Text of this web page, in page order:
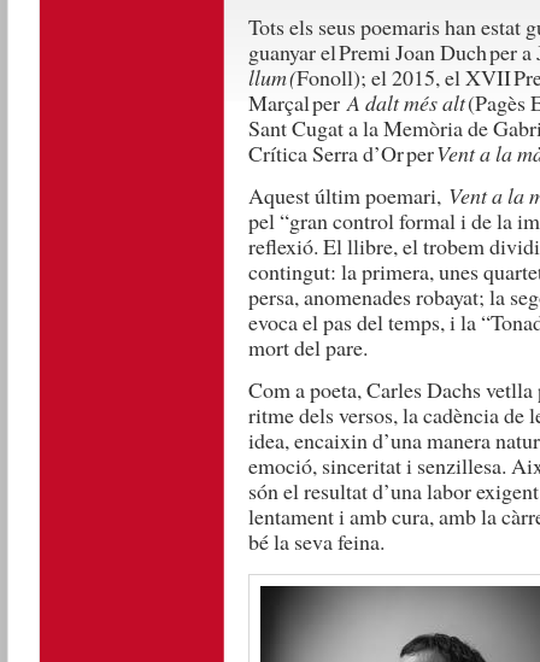
Tots els seus poemaris han estat
guanyar el Premi Joan Duch per
llum (Fonoll); el 2015, el XVII
Marçal perA dalt més alt(Pagès
Sant Cugat a la Memòria de
Crítica Serra d’Or perVent a la
Aquest últim poemari,Vent a la
pel “gran control formal i de la
reflexió. El llibre, el trobem
contingut: la primera, unes
persa, anomenades robayat; la
evoca el pas del temps, i la
mort del pare.
Com a poeta, Carles Dachs
ritme dels versos, la cadència de
idea, encaixin d’una manera
emoció, sinceritat i senzillesa.
són el resultat d’una labor
lentament i amb cura, amb la
bé la seva feina.